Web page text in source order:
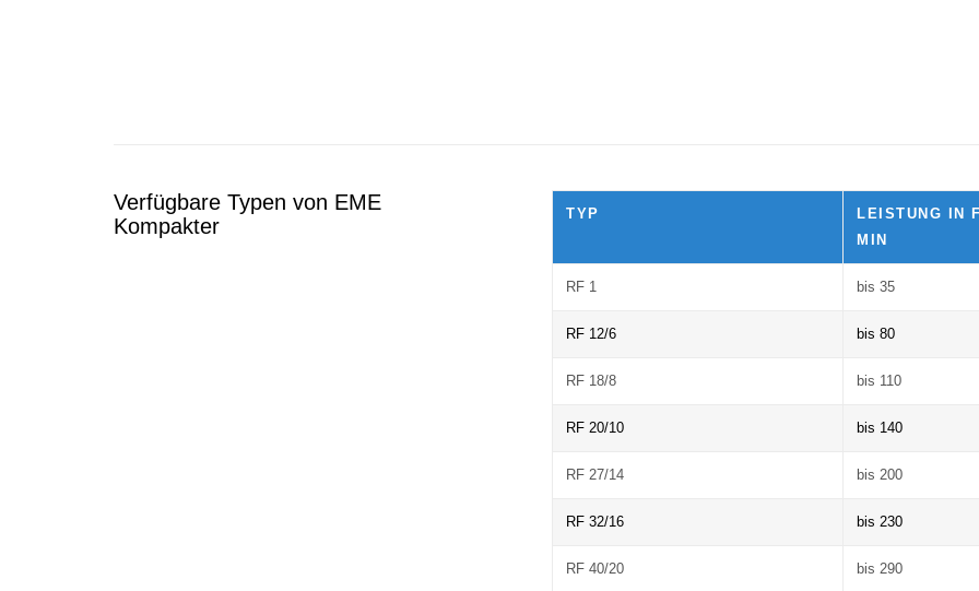
Verfügbare Typen von EME
Kompakter
TYP
LEISTUNG IN
MIN
RF 1 bis 35
RF 12/6 bis 80
RF 18/8 bis 110
RF 20/10 bis 140
RF 27/14 bis 200
RF 32/16 bis 230
RF 40/20 bis 290